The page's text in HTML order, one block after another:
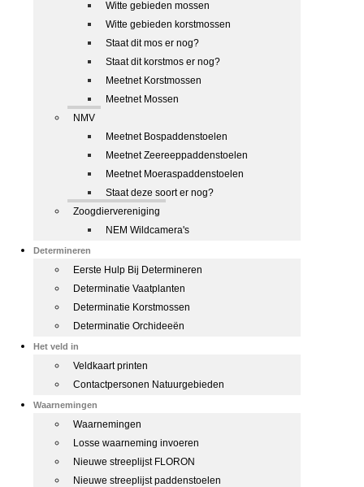
Witte gebieden mossen
Witte gebieden korstmossen
Staat dit mos er nog?
Staat dit korstmos er nog?
Meetnet Korstmossen
Meetnet Mossen
NMV
Meetnet Bospaddenstoelen
Meetnet Zeereeppaddenstoelen
Meetnet Moeraspaddenstoelen
Staat deze soort er nog?
Zoogdiervereniging
NEM Wildcamera's
Determineren
Eerste Hulp Bij Determineren
Determinatie Vaatplanten
Determinatie Korstmossen
Determinatie Orchideeën
Het veld in
Veldkaart printen
Contactpersonen Natuurgebieden
Waarnemingen
Waarnemingen
Losse waarneming invoeren
Nieuwe streeplijst FLORON
Nieuwe streeplijst paddenstoelen